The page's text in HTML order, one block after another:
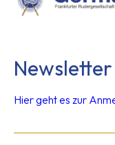
Hier geht es zur